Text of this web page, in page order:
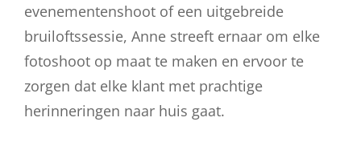
evenementenshoot of een uitgebreide
bruiloftssessie, Anne streeft ernaar om elke
fotoshoot op maat te maken en ervoor te
zorgen dat elke klant met prachtige
herinneringen naar huis gaat.